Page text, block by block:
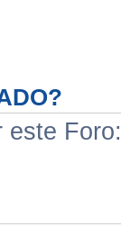
este